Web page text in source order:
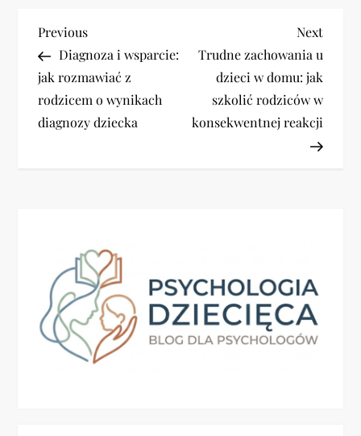
N
a
w
a
Previous
Post
Previous
Diagnoza i wsparcie:
jak rozmawiać z
rodzicem o wynikach
diagnozy dziecka
Next
Post
Next
Trudne zachowania u
dzieci w domu: jak
szkolić rodziców w
konsekwentnej reakcji